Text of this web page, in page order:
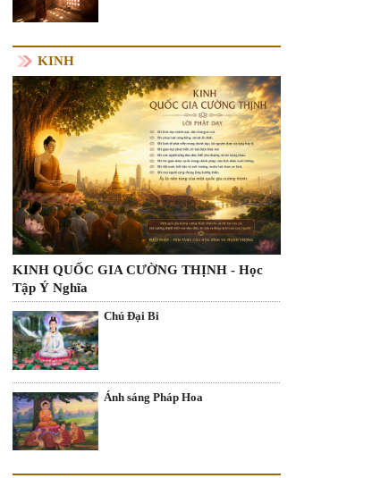
KINH
KINH QUỐC GIA CƯỜNG THỊNH - Học
Tập Ý Nghĩa
Chú Đại Bi
Ánh sáng Pháp Hoa